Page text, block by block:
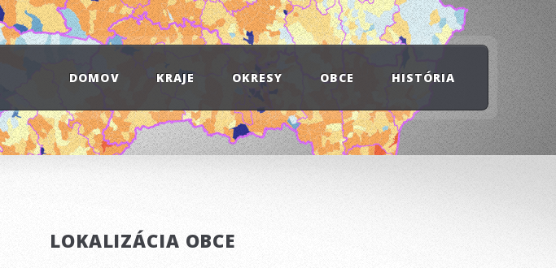
DOMOV KRAJE OKRESY OBCE HISTÓRIA
LOKALIZÁCIA OBCE